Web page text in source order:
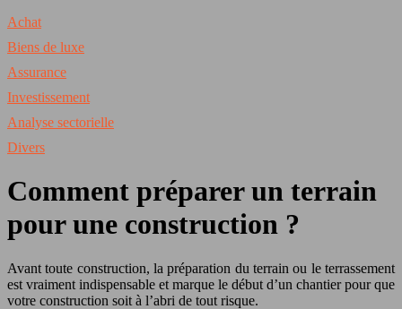
Achat
Biens de luxe
Assurance
Investissement
Analyse sectorielle
Divers
Comment préparer un terrain
pour une construction ?
Avant toute construction, la préparation du terrain ou le terrassement
est vraiment indispensable et marque le début d’un chantier pour que
votre construction soit à l’abri de tout risque.